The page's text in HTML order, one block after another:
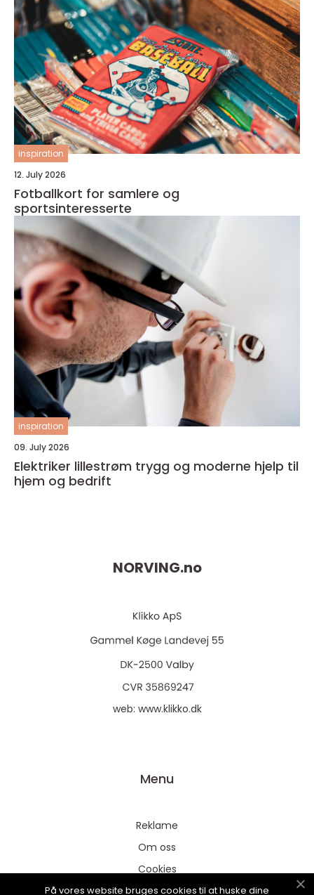
inspiration
12. July 2026
Fotballkort for samlere og
sportsinteresserte
inspiration
09. July 2026
Elektriker lillestrøm trygg og moderne hjelp til
hjem og bedrift
NORVING.no
web: www.klikko.dk
Menu
Reklame
Om oss
Cookies
Kontakt Oss
På vores website bruges cookies til at huske dine